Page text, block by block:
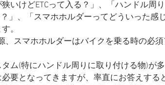
狭いけどETCって入る？」、「ハンドル周
」、「スマホホルダーってどういった感
。
、スマホホルダーはバイクを乗る時の必
タム(特にハンドル周りに取り付ける物)が
要となってきますが、率直にお答えする